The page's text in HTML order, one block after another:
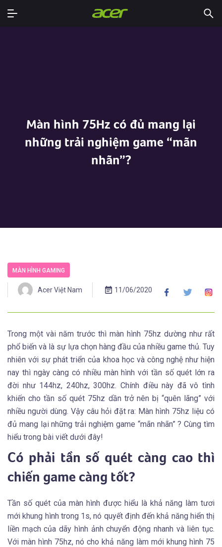
Màn hình 75Hz có đủ mang lại
những trải nghiệm game “mãn
nhãn”?
MÀN HÌNH GAMING
Acer Việt Nam 11/06/2020
Trong một vài năm trước thì màn hình 75hz dường như rất
phổ biến và là sự lựa chọn hàng đầu của nhiều game thủ. Tuy
nhiên với sự phát triển của khoa học và công nghệ như hiện
nay thì ngày càng có nhiều màn hình với tần số quét lớn ra
đời như 144hz, 240hz, 300hz. Chính điều này đã vô tình
khiến cho tần số quét 75hz dần trở nên bị “quên lãng” với
nhiều người dùng. Vậy câu hỏi đặt ra: Màn hình 75hz liệu có
đủ mang lại những trải nghiệm game “mãn nhãn” ? Cùng tìm
hiểu trong bài viết dưới đây!
Có phải tần số quét càng cao thì
chiến game càng tốt?
Tần số quét của màn hình được hiểu là khả năng làm tươi
mới khung hình trong 1s, nó quyết định đến khả năng hiển thị
liền mạch của dãy hình ảnh chuyển động nhanh và liên tục.
Với màn hình 75hz, nó cho khả năng làm mới khung hình 75